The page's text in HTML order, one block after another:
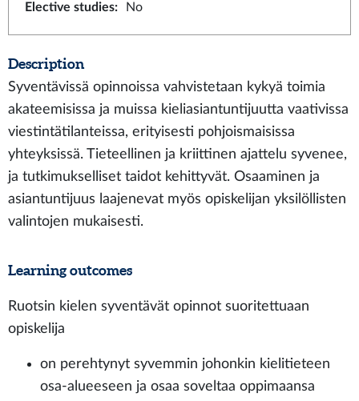
Elective studies: No
Description
Syventävissä opinnoissa vahvistetaan kykyä toimia
akateemisissa ja muissa kieliasiantuntijuutta vaativissa
viestintätilanteissa, erityisesti pohjoismaisissa
yhteyksissä. Tieteellinen ja kriittinen ajattelu syvenee,
ja tutkimukselliset taidot kehittyvät. Osaaminen ja
asiantuntijuus laajenevat myös opiskelijan yksilöllisten
valintojen mukaisesti.
Learning outcomes
Ruotsin kielen syventävät opinnot suoritettuaan
opiskelija
on perehtynyt syvemmin johonkin kielitieteen
osa-alueeseen ja osaa soveltaa oppimaansa